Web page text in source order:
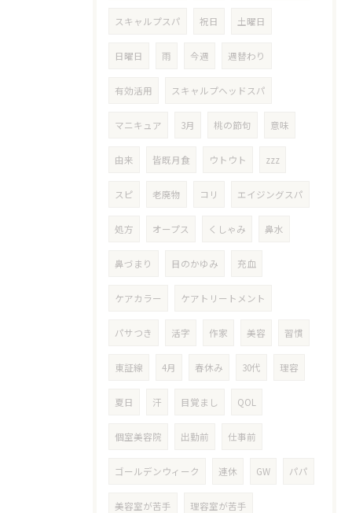
スキャルプスパ 祝日 土曜日
日曜日 雨 今週 週替わり
有効活用 スキャルプヘッドスパ
マニキュア 3月 桃の節句 意味
由来 皆既月食 ウトウト zzz
スピ 老廃物 コリ エイジングスパ
処方 オープス くしゃみ 鼻水
鼻づまり 目のかゆみ 充血
ケアカラー ケアトリートメント
パサつき 活字 作家 美容 習慣
東証線 4月 春休み 30代 理容
夏日 汗 目覚まし QOL
個室美容院 出勤前 仕事前
ゴールデンウィーク 連休 GW パパ
美容室が苦手 理容室が苦手